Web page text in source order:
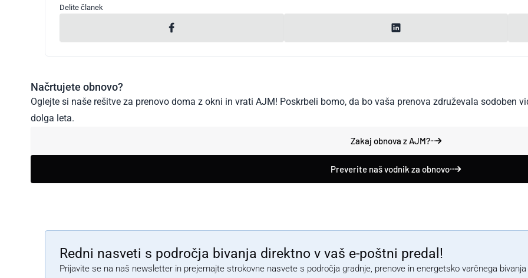
Delite članek
Načrtujete obnovo?
Oglejte si naše rešitve za prenovo doma z okni in vrati AJM! Poskrbeli bomo, da bo vaša prenova združevala sodoben
dolga leta.
Zakaj obnova z AJM?
Preverite naš vodnik za obnovo
Redni nasveti s področja bivanja direktno v vaš e-poštni predal!
Prijavite se na naš newsletter in prejemajte strokovne nasvete s področja gradnje, prenove in energetsko varčnega